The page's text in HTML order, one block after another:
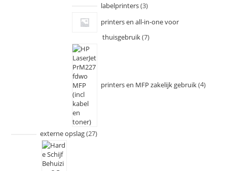
labelprinters 3
printers en all-in-one voor
thuisgebruik 7
printers en MFP zakelijk gebruik 4
externe opslag 27